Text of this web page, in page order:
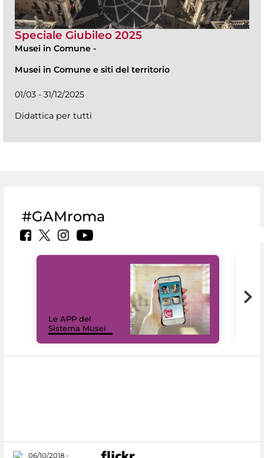
Speciale Giubileo 2025
Musei in Comune -
Musei in Comune e siti del territorio
01/03 - 31/12/2025
Didattica per tutti
#GAMroma
Le APP del
Sistema Musei